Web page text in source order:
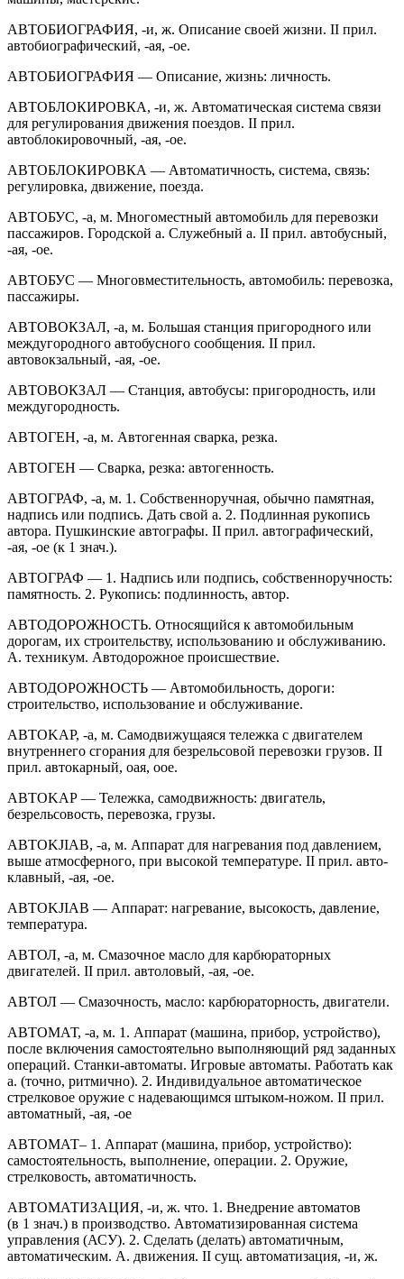
АВТОБИОГРАФИЯ, -и, ж. Описание своей жизни. II прил.
автобиографический, -ая, -ое.
АВТОБИОГРАФИЯ — Описание, жизнь: личность.
АВТОБЛОКИРОВКА, -и, ж. Автоматическая система связи
для регулирования движения поездов. II прил.
автоблокировочный, -ая, -ое.
АВТОБЛОКИРОВКА — Автоматичность, система, связь:
регулировка, движение, поезда.
АВТОБУС, -а, м. Многоместный автомобиль для перевозки
пассажиров. Городской а. Служебный а. II прил. автобусный,
-ая, -ое.
АВТОБУС — Многовместительность, автомобиль: перевозка,
пассажиры.
АВТОВОКЗАЛ, -а, м. Большая станция пригородного или
междугородного автобусного сообщения. II прил.
автовокзальный, -ая, -ое.
АВТОВОКЗАЛ — Станция, автобусы: пригородность, или
междугородность.
АВТОГЕН, -а, м. Автогенная сварка, резка.
АВТОГЕН — Сварка, резка: автогенность.
АВТОГРАФ, -а, м. 1. Собственноручная, обычно памятная,
надпись или подпись. Дать свой а. 2. Подлинная рукопись
автора. Пушкинские автографы. II прил. автографический,
-ая, -ое (к 1 знач.).
АВТОГРАФ — 1. Надпись или подпись, собственноручность:
памятность. 2. Рукопись: подлинность, автор.
АВТОДОРОЖНОСТЬ. Относящийся к автомобильным
дорогам, их строительству, использованию и обслуживанию.
А. техникум. Автодорожное происшествие.
АВТОДОРОЖНОСТЬ — Автомобильность, дороги:
строительство, использование и обслуживание.
ABTOKAP, -a, м. Самодвижущаяся тележка с двигателем
внутреннего сгорания для безрельсовой перевозки грузов. II
прил. автокарный, oая, oое.
ABTOKAP — Тележка, самодвижность: двигатель,
безрельсовость, перевозка, грузы.
ABTOKJIAB, -а, м. Аппарат для нагревания под давлением,
выше атмосферного, при высокой температуре. II прил. авто-
клавный, -ая, -ое.
ABTOKJIAВ — Аппарат: нагревание, высокость, давление,
температура.
АВТОЛ, -a, м. Смазочное масло для карбюраторных
двигателей. II прил. автоловый, -ая, -ое.
АВТОЛ — Смазочность, масло: карбюраторность, двигатели.
АВТОМАТ, -а, м. 1. Аппарат (машина, прибор, устройство),
после включения самостоятельно выполняющий ряд заданных
операций. Станки-автоматы. Игровые автоматы. Работать как
а. (точно, ритмично). 2. Индивидуальное автоматическое
стрелковое оружие с надевающимся штыком-ножом. II прил.
автоматный, -ая, -ое
АВТОМАТ– 1. Аппарат (машина, прибор, устройство):
самостоятельность, выполнение, операции. 2. Оружие,
стрелковость, автоматичность.
АВТОМАТИЗАЦИЯ, -и, ж. что. 1. Внедрение автоматов
(в 1 знач.) в производство. Автоматизированная система
управления (АСУ). 2. Сделать (делать) автоматичным,
автоматическим. А. движения. II сущ. автоматизация, -и, ж.